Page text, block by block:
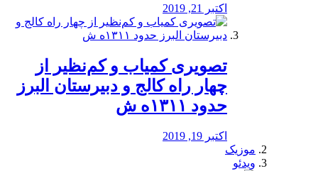
اکتبر 21, 2019
️تصویری کمیاب و کم‌نظیر از
چهار راه كالج و دبيرستان البرز
حدود ۱۳۱۱ه ش
اکتبر 19, 2019
موزیک
ویدئو